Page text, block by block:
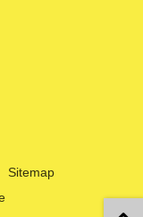
Sitemap